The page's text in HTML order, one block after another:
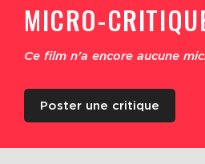
MICRO-
Ce film n'a encore aucune
Poster une critique